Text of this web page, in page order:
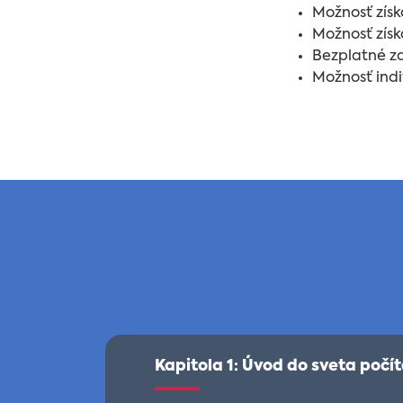
Možnosť
Možnosť
Bezplatné
Možnosť
Kapitola 1: Úvod do sveta